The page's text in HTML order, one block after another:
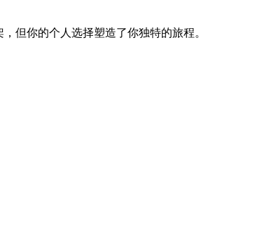
但你的个人选择塑造了你独特的旅程。